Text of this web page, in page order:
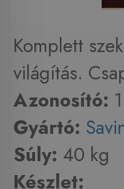
Komplett
világítás.
Azonosító:
Gyártó:
Súly: 40 kg
Készlet: